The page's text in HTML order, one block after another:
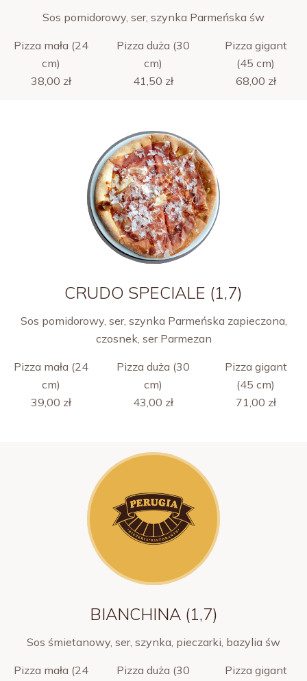
Sos pomidorowy, ser, szynka Parmeńska św
Pizza mała (24
cm)
Pizza duża (30
cm)
Pizza gigant
(45 cm)
38,00 zł
41,50 zł 68,00 zł
CRUDO SPECIALE (1,7)
Sos pomidorowy, ser, szynka Parmeńska zapieczona,
czosnek, ser Parmezan
Pizza mała (24
cm)
Pizza duża (30
cm)
Pizza gigant
(45 cm)
39,00 zł
43,00 zł 71,00 zł
BIANCHINA (1,7)
Sos śmietanowy, ser, szynka, pieczarki, bazylia św
Pizza mała (24 Pizza duża (30 Pizza gigant